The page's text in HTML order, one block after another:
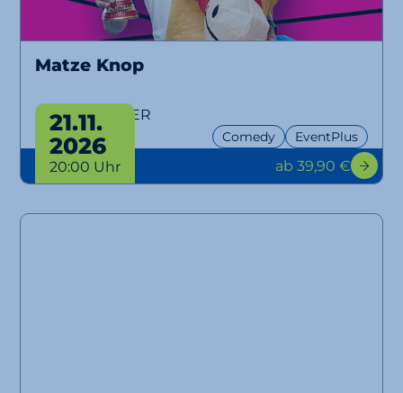
Matze Knop
SPITZENREITER
Comedy EventPlus
21.11.
2026
20:00 Uhr ab 39,90 €